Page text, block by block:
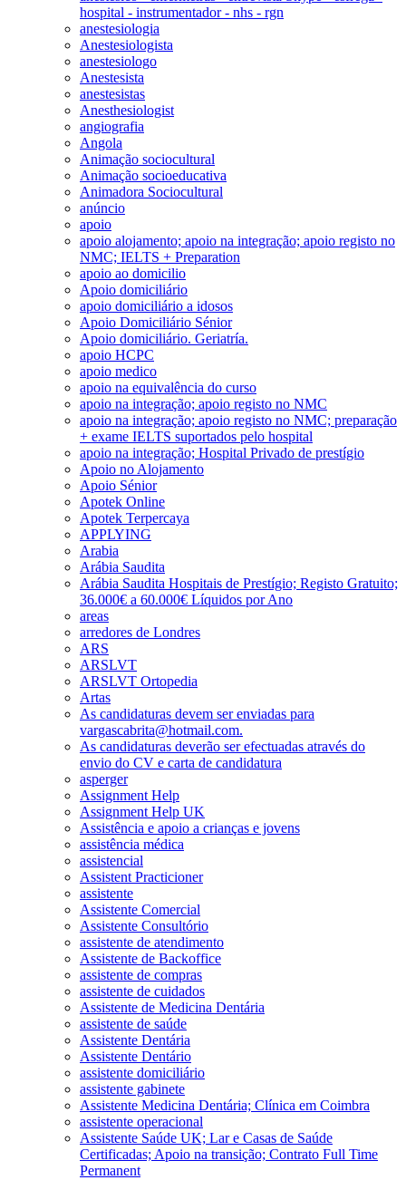
hospital - instrumentador - nhs - rgn
anestesiologia
Anestesiologista
anestesiologo
Anestesista
anestesistas
Anesthesiologist
angiografia
Angola
Animação sociocultural
Animação socioeducativa
Animadora Sociocultural
anúncio
apoio
apoio alojamento; apoio na integração; apoio registo no
NMC; IELTS + Preparation
apoio ao domicilio
Apoio domiciliário
apoio domiciliário a idosos
Apoio Domiciliário Sénior
Apoio domiciliário. Geriatría.
apoio HCPC
apoio medico
apoio na equivalência do curso
apoio na integração; apoio registo no NMC
apoio na integração; apoio registo no NMC; preparação
+ exame IELTS suportados pelo hospital
apoio na integração; Hospital Privado de prestígio
Apoio no Alojamento
Apoio Sénior
Apotek Online
Apotek Terpercaya
APPLYING
Arabia
Arábia Saudita
Arábia Saudita Hospitais de Prestígio; Registo Gratuito;
36.000€ a 60.000€ Líquidos por Ano
areas
arredores de Londres
ARS
ARSLVT
ARSLVT Ortopedia
Artas
As candidaturas devem ser enviadas para
vargascabrita@hotmail.com.
As candidaturas deverão ser efectuadas através do
envio do CV e carta de candidatura
asperger
Assignment Help
Assignment Help UK
Assistência e apoio a crianças e jovens
assistência médica
assistencial
Assistent Practicioner
assistente
Assistente Comercial
Assistente Consultório
assistente de atendimento
Assistente de Backoffice
assistente de compras
assistente de cuidados
Assistente de Medicina Dentária
assistente de saúde
Assistente Dentária
Assistente Dentário
assistente domiciliário
assistente gabinete
Assistente Medicina Dentária; Clínica em Coimbra
assistente operacional
Assistente Saúde UK; Lar e Casas de Saúde
Certificadas; Apoio na transição; Contrato Full Time
Permanent